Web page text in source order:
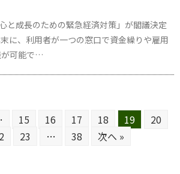
と成長のための緊急経済対策」が閣議決定
に、利用者が一つの窓口で資金繰りや雇用
が可能で…
15 16 17 18 19
20
23 … 38 次へ »